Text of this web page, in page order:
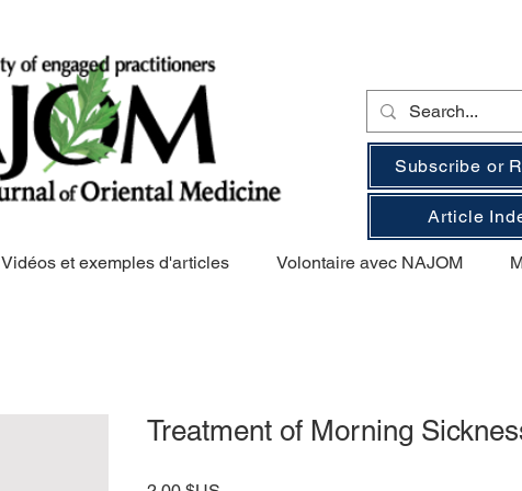
Subscribe or
Article
Vidéos et exemples d'articles Volontaire avec NAJOM
Treatment of Morning